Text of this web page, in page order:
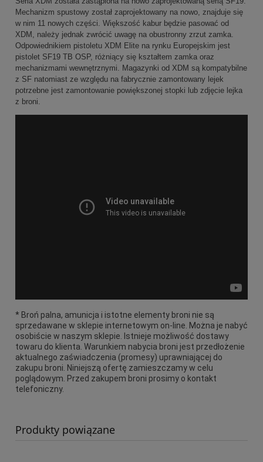
Mechanizm spustowy został zaprojektowany na nowo, znajduje się
w nim 11 nowych części. Większość kabur będzie pasować od
XDM, należy jednak zwrócić uwagę na obustronny zrzut zamka.
Odpowiednikiem pistoletu XDM Elite na rynku Europejskim jest
pistolet SF19 TB OSP, różniący się kształtem zamka oraz
mechanizmami wewnętrznymi. Magazynki od XDM są kompatybilne
z SF natomiast ze względu na fabrycznie zamontowany lejek
potrzebne jest zamontowanie powiększonej stopki lub zdjęcie lejka
z broni.
* Broń palna, amunicja i istotne elementy broni nie są
sprzedawane w sklepie internetowym on-line. Można je nabyć
osobiście w naszym sklepie. Istnieje możliwość dostawy
towaru do klienta. Warunkiem nabycia broni jest przedłożenie
aktualnego zaświadczenia (promesy) uprawniającej do
zakupu broni. Niniejszą ofertę zamieszczamy w celu
poglądowym. Przed zakupem broni prosimy o kontakt
telefoniczny.
Produkty powiązane